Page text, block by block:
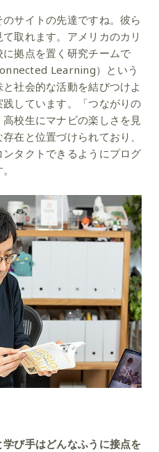
サイトの先達ですね。彼ら
取れます。アメリカのカリ
拠点を置く研究チームで
Learning）という
社会的な活動を結びつけよ
しています。「つながりの
校生にマナビの楽しさを見
在と位置づけられており、
タクトできるようにプログ
び手はどんなふうに接点を